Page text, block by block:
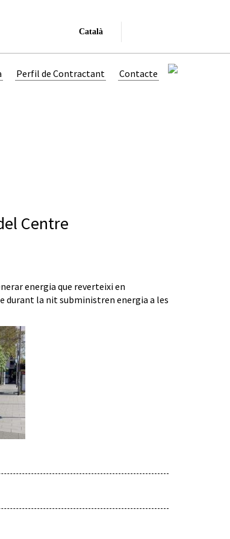
Català
Perfil de Contractant Contacte
Centre
energia que reverteixi en
durant la nit subministren energia a les